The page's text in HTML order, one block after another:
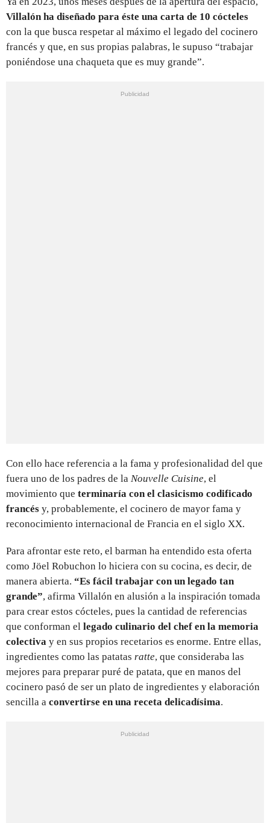
Villalón ha diseñado para éste una carta de 10 cócteles
con la que busca respetar al máximo el legado del cocinero
francés y que, en sus propias palabras, le supuso “trabajar
poniéndose una chaqueta que es muy grande”.
Con ello hace referencia a la fama y profesionalidad del que
fuera uno de los padres de la Nouvelle Cuisine, el
movimiento que terminaría con el clasicismo codificado
francés y, probablemente, el cocinero de mayor fama y
reconocimiento internacional de Francia en el siglo XX.
Para afrontar este reto, el barman ha entendido esta oferta
como Jöel Robuchon lo hiciera con su cocina, es decir, de
manera abierta. “Es fácil trabajar con un legado tan
grande”, afirma Villalón en alusión a la inspiración tomada
para crear estos cócteles, pues la cantidad de referencias
que conforman el legado culinario del chef en la memoria
colectiva y en sus propios recetarios es enorme. Entre ellas,
ingredientes como las patatas ratte, que consideraba las
mejores para preparar puré de patata, que en manos del
cocinero pasó de ser un plato de ingredientes y elaboración
sencilla a convertirse en una receta delicadísima.